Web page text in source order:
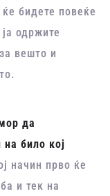
бидете повеќе
одржите
вешто и
да
било кој
начин прво ќе
и тек на